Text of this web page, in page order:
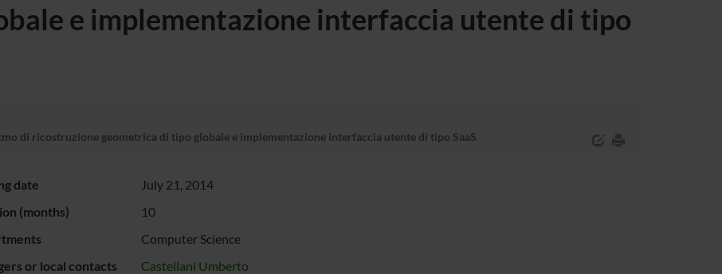
e implementazione interfaccia utente di tipo
di ricostruzione geometrica di tipo globale e implementazione interfaccia utente di tipo SaaS
date
July 21, 2014
(months)
10
Computer Science
or local contacts
Castellani Umberto